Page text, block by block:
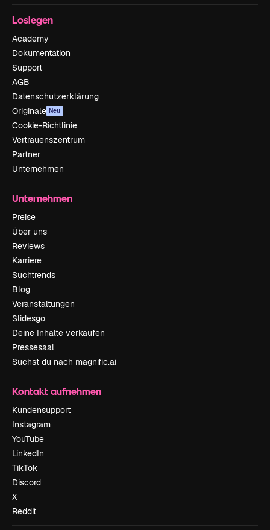
Loslegen
Academy
Dokumentation
Support
AGB
Datenschutzerklärung
Originale Neu
Cookie-Richtlinie
Vertrauenszentrum
Partner
Unternehmen
Unternehmen
Preise
Über uns
Reviews
Karriere
Suchtrends
Blog
Veranstaltungen
Slidesgo
Deine Inhalte verkaufen
Pressesaal
Suchst du nach magnific.ai
Kontakt aufnehmen
Kundensupport
Instagram
YouTube
LinkedIn
TikTok
Discord
X
Reddit